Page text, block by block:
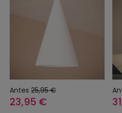
Antes 25,95 €
23,95 €